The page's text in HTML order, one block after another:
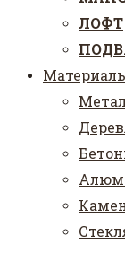
ЛОФТ